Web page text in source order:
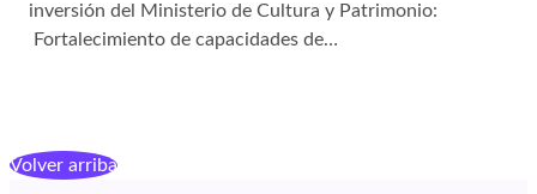
inversión del Ministerio de Cultura y Patrimonio:
Fortalecimiento de capacidades de…
Volver arriba